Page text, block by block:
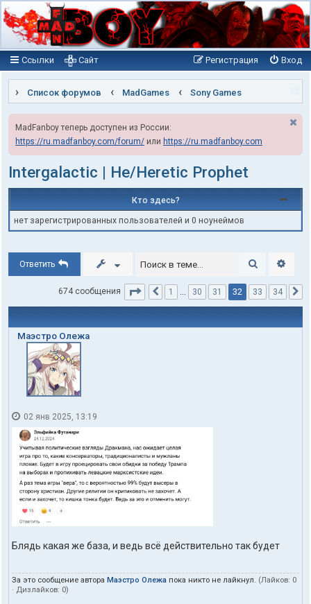
Ссылки Вход
Регистрация
Сайт
Список форумов MadGames Sony Games
MadFanboy теперь доступен из России:
https://ru.madfanboy.com/forum/ или https://ru.madfanboy.com
Intergalactic | He/Heretic Prophet
Кто здесь?
нет зарегистрированных пользователей и 0 ноунеймов
Ответить Поиск
674 сообщения Страница из 34
Пред.
1 … 30 31 32 33 34
Маэстро Олежа
02 янв 2025, 13:19
Блядь какая же база, и ведь всё действительно так будет
За это сообщение автора Маэстро Олежа пока никто не лайкнул. (Лайков: 0
· Дизлайков: 0)